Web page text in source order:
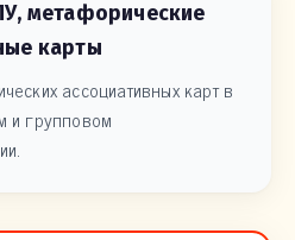
метафорические
карты
ассоциативных карт в
и групповом